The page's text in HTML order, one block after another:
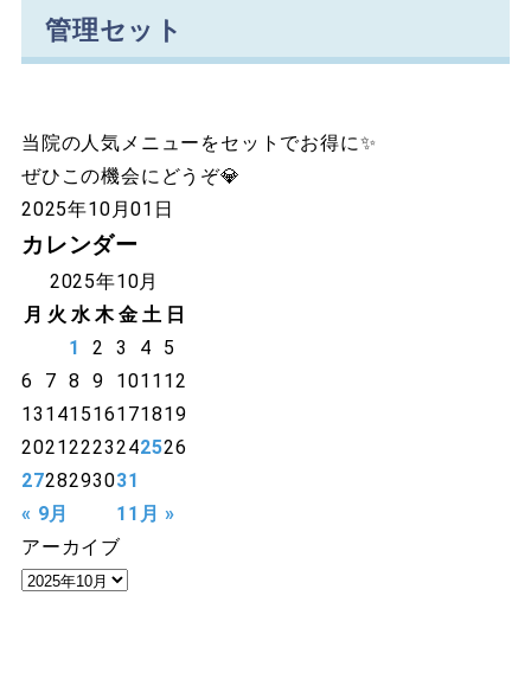
管理セット
当院の人気メニューをセットでお得に✨
ぜひこの機会にどうぞ💎
2025年10月01日
カレンダー
2025年10月
月 火 水 木金 土 日
« 9月 11月 »
1 2 3 4
5
6
7 8 9 1011 12
13 141516171819
20212223242526
2728293031
アーカイブ